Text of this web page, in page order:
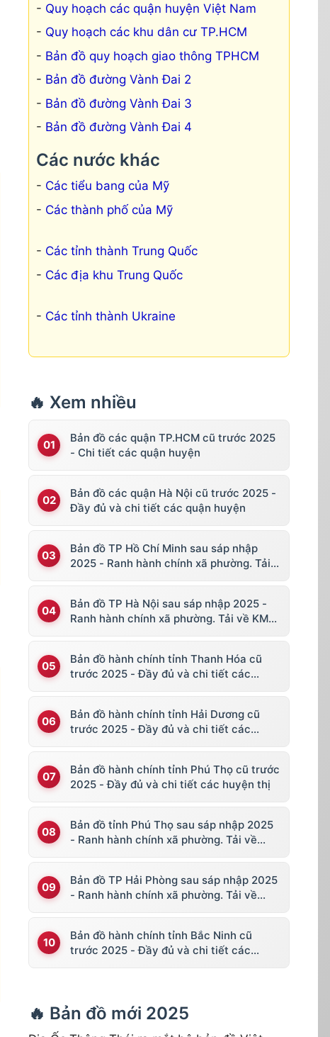
Quy hoạch các quận huyện Việt Nam
Quy hoạch các khu dân cư TP.HCM
Bản đồ quy hoạch giao thông TPHCM
Bản đồ đường Vành Đai 2
Bản đồ đường Vành Đai 3
Bản đồ đường Vành Đai 4
Các nước khác
Các tiểu bang của Mỹ
Các thành phố của Mỹ
Các tỉnh thành Trung Quốc
Các địa khu Trung Quốc
Các tỉnh thành Ukraine
🔥 Xem nhiều
Bản đồ các quận TP.HCM cũ trước 2025
- Chi tiết các quận huyện
Bản đồ các quận Hà Nội cũ trước 2025 -
Đầy đủ và chi tiết các quận huyện
Bản đồ TP Hồ Chí Minh sau sáp nhập
2025 - Ranh hành chính xã phường. Tải
Bản đồ TP Hà Nội sau sáp nhập 2025 -
Ranh hành chính xã phường. Tải về KML,
Bản đồ hành chính tỉnh Thanh Hóa cũ
trước 2025 - Đầy đủ và chi tiết các
Bản đồ hành chính tỉnh Hải Dương cũ
trước 2025 - Đầy đủ và chi tiết các
Bản đồ hành chính tỉnh Phú Thọ cũ trước
2025 - Đầy đủ và chi tiết các huyện thị
Bản đồ tỉnh Phú Thọ sau sáp nhập 2025
- Ranh hành chính xã phường. Tải về
Bản đồ TP Hải Phòng sau sáp nhập 2025
- Ranh hành chính xã phường. Tải về
Bản đồ hành chính tỉnh Bắc Ninh cũ
trước 2025 - Đầy đủ và chi tiết các
🔥 Bản đồ mới 2025